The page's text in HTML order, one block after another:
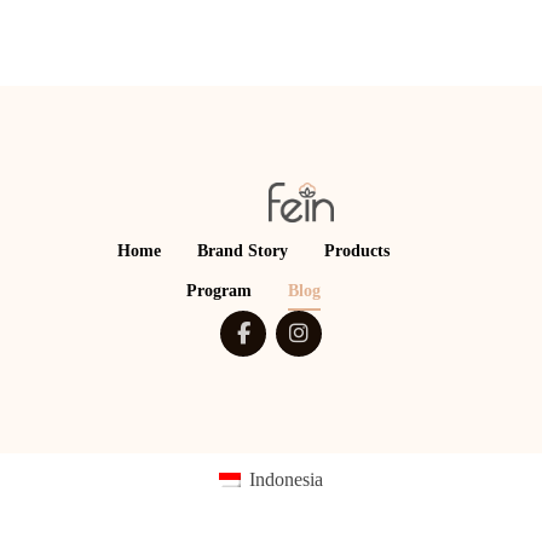
Home Brand Story Products
Program Blog
Indonesia